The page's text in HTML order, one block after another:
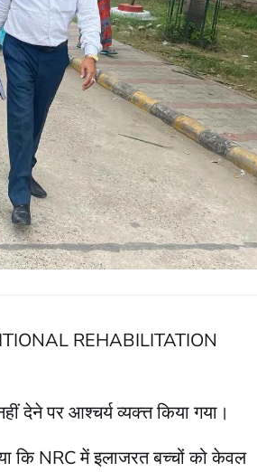
REHABILITATION
देने पर आश्चर्य व्यक्त्त किया गया।
कि NRC में इलाजरत बच्चों को केवल